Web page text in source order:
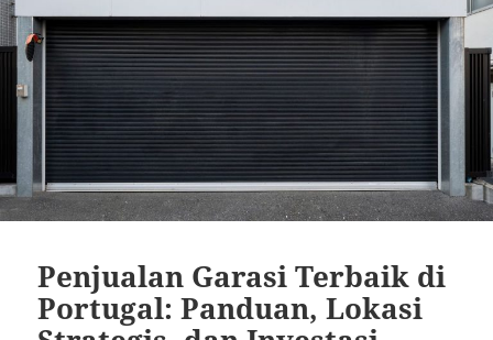
Penjualan Garasi Terbaik di
Portugal: Panduan, Lokasi